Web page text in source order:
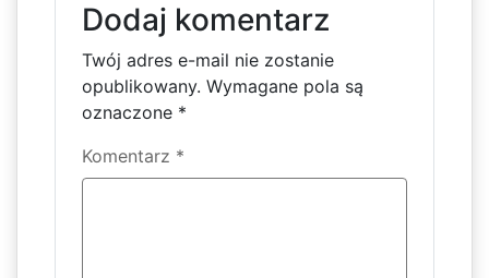
Dodaj komentarz
Twój adres e-mail nie zostanie
opublikowany. Wymagane pola są
oznaczone *
Komentarz *